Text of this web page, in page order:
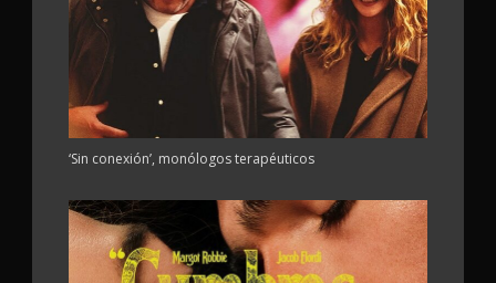
‘Sin conexión’, monólogos terapéuticos